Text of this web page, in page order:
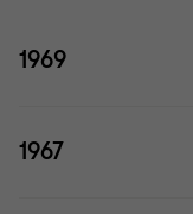
1969
1967